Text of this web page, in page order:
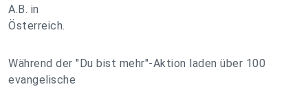
A.B. in
Österreich.
Während der "Du bist mehr"-Aktion laden über 100
evangelische